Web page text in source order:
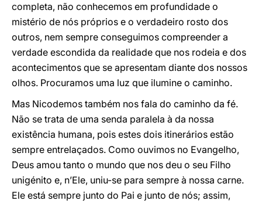
completa, não conhecemos em profundidade o
mistério de nós próprios e o verdadeiro rosto dos
outros, nem sempre conseguimos compreender a
verdade escondida da realidade que nos rodeia e dos
acontecimentos que se apresentam diante dos nossos
olhos. Procuramos uma luz que ilumine o caminho.
Mas Nicodemos também nos fala do caminho da fé.
Não se trata de uma senda paralela à da nossa
existência humana, pois estes dois itinerários estão
sempre entrelaçados. Como ouvimos no Evangelho,
Deus amou tanto o mundo que nos deu o seu Filho
unigénito e, n’Ele, uniu-se para sempre à nossa carne.
Ele está sempre junto do Pai e junto de nós; assim,